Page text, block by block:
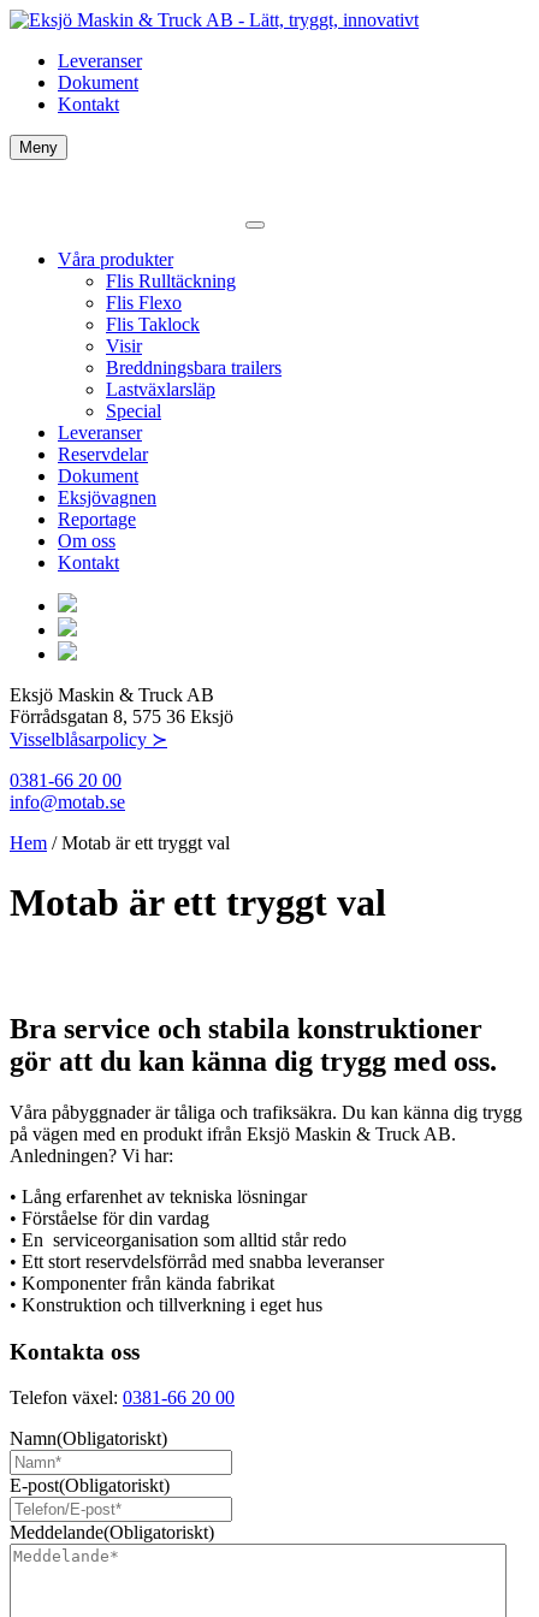
Leveranser
Dokument
Kontakt
Meny
Våra produkter
Flis Rulltäckning
Flis Flexo
Flis Taklock
Visir
Breddningsbara trailers
Lastväxlarsläp
Special
Leveranser
Reservdelar
Dokument
Eksjövagnen
Reportage
Om oss
Kontakt
Eksjö Maskin & Truck AB
Förrådsgatan 8, 575 36 Eksjö
Visselblåsarpolicy ≻
0381-66 20 00
info@motab.se
Hem /Motab är ett tryggt val
Motab är ett tryggt val
Bra service och stabila konstruktioner
gör att du kan känna dig trygg med oss.
Våra påbyggnader är tåliga och trafiksäkra. Du kan känna dig trygg
på vägen med en produkt ifrån Eksjö Maskin & Truck AB.
Anledningen? Vi har:
• Lång erfarenhet av tekniska lösningar
• Förståelse för din vardag
• En serviceorganisation som alltid står redo
• Ett stort reservdelsförråd med snabba leveranser
• Komponenter från kända fabrikat
• Konstruktion och tillverkning i eget hus
Kontakta oss
Telefon växel: 0381-66 20 00
Namn(Obligatoriskt)
E-post(Obligatoriskt)
Meddelande(Obligatoriskt)